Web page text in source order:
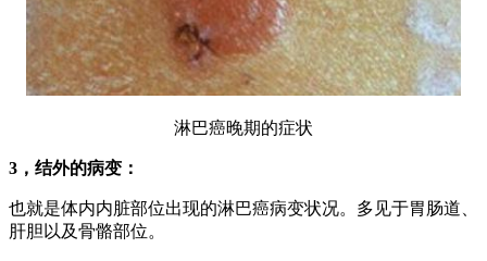
淋巴癌晚期的症状
3 ，结外的病变：
也就是体内内脏部位出现的淋巴癌病变状况。多见于胃肠道、
肝胆以及骨骼部位。